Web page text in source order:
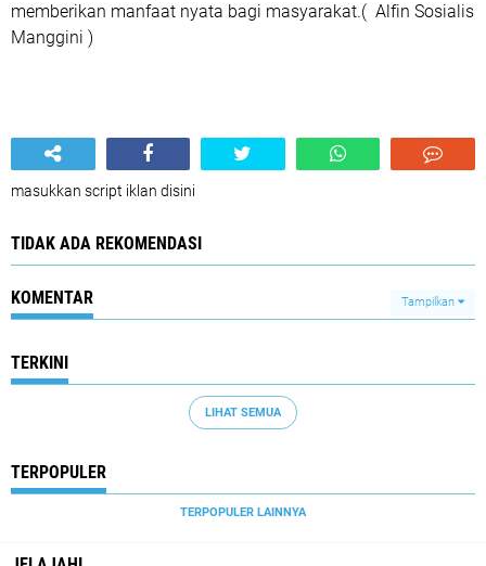
memberikan manfaat nyata bagi masyarakat.( Alfin Sosialis
Manggini )
masukkan script iklan disini
TIDAK ADA REKOMENDASI
KOMENTAR Tampilkan
TERKINI
LIHAT SEMUA
TERPOPULER
TERPOPULER LAINNYA